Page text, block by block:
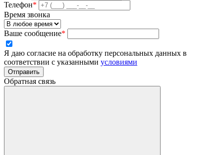
Телефон*
Время звонка
Ваше сообщение*
Я даю согласие на обработку персональных данных в
соответствии с указанными условиями
Отправить
Обратная связь